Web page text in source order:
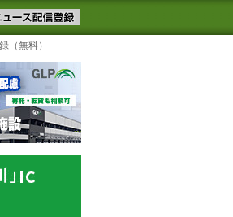
物流ニュースメール配信を登録す
るテーマ
（無料）